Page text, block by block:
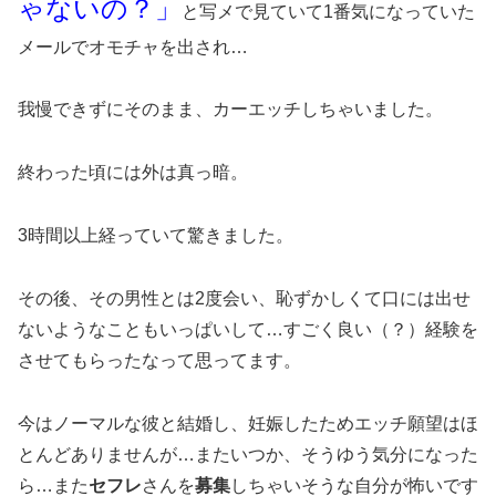
ゃないの？」
と写メで見ていて1番気になっていた
メールでオモチャを出され…
我慢できずにそのまま、カーエッチしちゃいました。
終わった頃には外は真っ暗。
3時間以上経っていて驚きました。
その後、その男性とは2度会い、恥ずかしくて口には出せ
ないようなこともいっぱいして…すごく良い（？）経験を
させてもらったなって思ってます。
今はノーマルな彼と結婚し、妊娠したためエッチ願望はほ
とんどありませんが…またいつか、そうゆう気分になった
ら…またセフレさんを募集しちゃいそうな自分が怖いです